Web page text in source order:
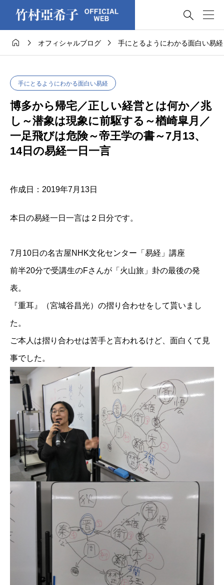

  オフィシャルブログ  手にとるようにわかる面白い易経
手にとるようにわかる面白い易経
博多から帰宅／正しい経営とは何か／兆
し～潜象は現象に前駆する～楢崎皐月／
一足飛びは危険～帝王学の書～7月13、
14日の易経一日一言
作成日：2019年7月13日
本日の易経一日一言は２日分です。
7月10日の名古屋NHK文化センター「易経」講座
前半20分で受講生のFさんが「火山旅」卦の最後の発
表。
『重耳』（宮城谷昌光）の摺り合わせをして貰いまし
た。
ご本人は摺り合わせは苦手と言われるけど、面白くて見
事でした。